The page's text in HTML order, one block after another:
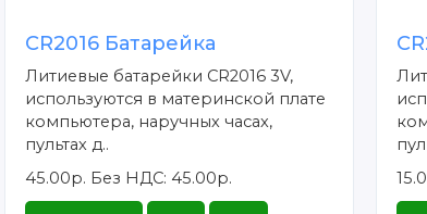
CR2016 Батарейка
Литиевые батарейки CR2016 3V,
используются в материнской плате
компьютера, наручных часах,
пультах д..
45.00р. Без НДС: 45.00р.